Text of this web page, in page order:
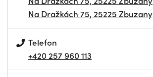
Na Dražkách 75, 25225 Zbuzany
Telefon
+420 257 960 113